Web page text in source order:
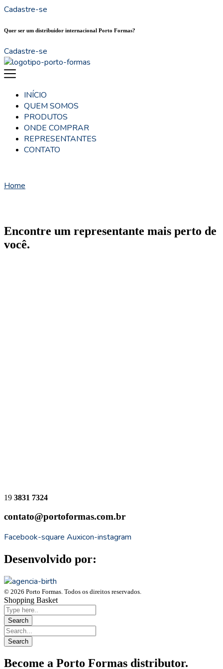
Cadastre-se
Quer ser um distribuidor internacional Porto Formas?
Cadastre-se
INÍCIO
QUEM SOMOS
PRODUTOS
ONDE COMPRAR
REPRESENTANTES
CONTATO
Home
Encontre um representante mais perto de
você.
19 3831 7324
contato@portoformas.com.br
Facebook-square Auxicon-instagram
Desenvolvido por:
© 2026 Porto Formas. Todos os direitos reservados.
Shopping Basket
Become a Porto Formas distributor.